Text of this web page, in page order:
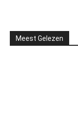
Meest Gelezen